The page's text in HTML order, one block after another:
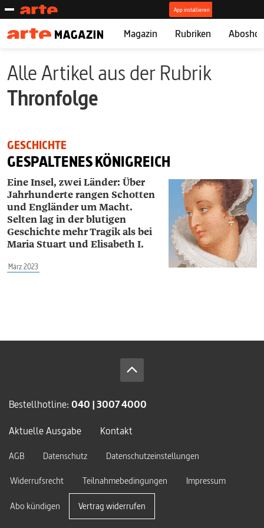
Magazin Rubriken
Alle Artikel aus der Rubrik
Thronfolge
GESCHICHTE
GESPALTENES KÖNIGREICH
Eine Insel, zwei Länder: Über
Jahrhunderte rangen Schotten
und Engländer um Macht.
Selten lag in der blutigen
Geschichte mehr Tragik als bei
Maria Stuart und Elisabeth I.
März 2023
Bestellhotline: 040 | 3007 4000
Aktuelle Ausgabe
Kontakt
AGB Datenschutz
Datenschutzeinstellungen
Widerrufsrecht
Teilnahmebedingungen Impressum
Abo kündigen Vertrag widerrufen